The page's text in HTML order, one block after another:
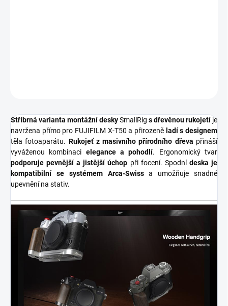
Stříbrná varianta montážní deskySmallRig s dřevěnou rukojetíje
navržena přímo pro FUJIFILM X-T50 a přirozeně ladí s designem
těla fotoaparátu. Rukojeť z masivního přírodního dřeva přináší
vyváženou kombinaci elegance a pohodlí. Ergonomický tvar
podporuje pevnější a jistější úchop při focení. Spodní deska je
kompatibilní se systémem Arca-Swissa umožňuje snadné
upevnění na stativ.